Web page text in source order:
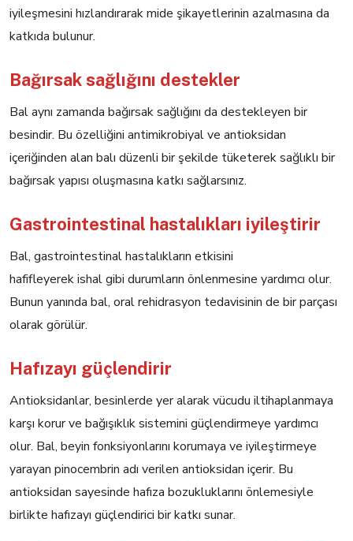
iyileşmesini hızlandırarak mide şikayetlerinin azalmasına da
katkıda bulunur.
Bağırsak sağlığını destekler
Bal aynı zamanda bağırsak sağlığını da destekleyen bir
besindir. Bu özelliğini antimikrobiyal ve antioksidan
içeriğinden alan balı düzenli bir şekilde tüketerek sağlıklı bir
bağırsak yapısı oluşmasına katkı sağlarsınız.
Gastrointestinal hastalıkları iyileştirir
Bal, gastrointestinal hastalıkların etkisini
hafifleyerek ishal gibi durumların önlenmesine yardımcı olur.
Bunun yanında bal, oral rehidrasyon tedavisinin de bir parçası
olarak görülür.
Hafızayı güçlendirir
Antioksidanlar, besinlerde yer alarak vücudu iltihaplanmaya
karşı korur ve bağışıklık sistemini güçlendirmeye yardımcı
olur. Bal, beyin fonksiyonlarını korumaya ve iyileştirmeye
yarayan pinocembrin adı verilen antioksidan içerir. Bu
antioksidan sayesinde hafıza bozukluklarını önlemesiyle
birlikte hafızayı güçlendirici bir katkı sunar.